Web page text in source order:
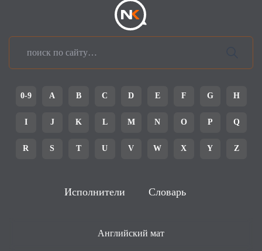
0-9 A B C D E F G H
I J K L M N O P Q
R S T U V W X Y Z
Исполнители Словарь
Английский мат